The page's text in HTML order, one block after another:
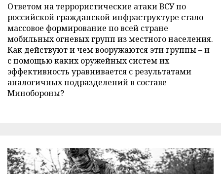
Ответом на террористические атаки ВСУ по
российской гражданской инфраструктуре стало
массовое формирование по всей стране
мобильных огневых групп из местного населения.
Как действуют и чем вооружаются эти группы – и
с помощью каких оружейных систем их
эффективность уравнивается с результатами
аналогичных подразделений в составе
Минобороны?